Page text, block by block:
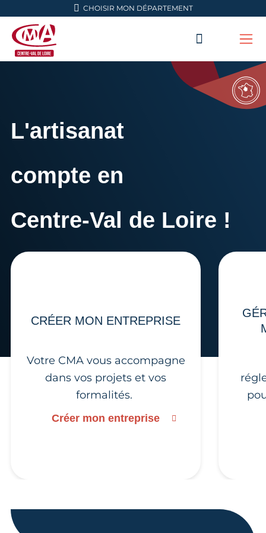
Aller en haut de pageCHOISIR MON DÉPARTEMENT
L'artisanat
compte en
Centre-Val de Loire !
CRÉER MON ENTREPRISE
Votre CMA vous accompagne
dans vos projets et vos
formalités.
Créer mon entreprise